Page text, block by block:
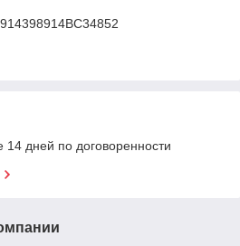
14 дней по договоренности